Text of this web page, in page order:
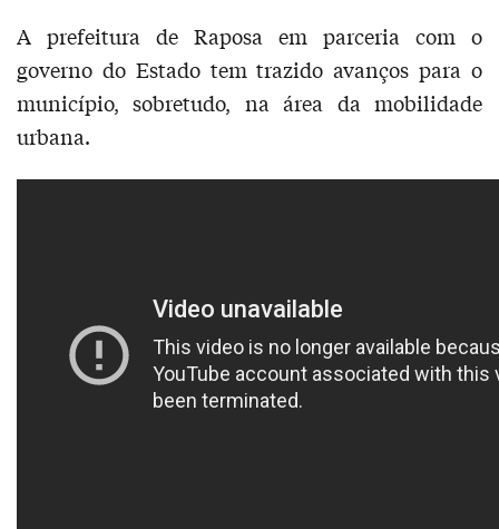
A prefeitura de Raposa em parceria com o
governo do Estado tem trazido avanços para o
município, sobretudo, na área da mobilidade
urbana.